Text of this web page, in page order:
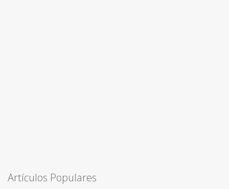
Artículos Populares